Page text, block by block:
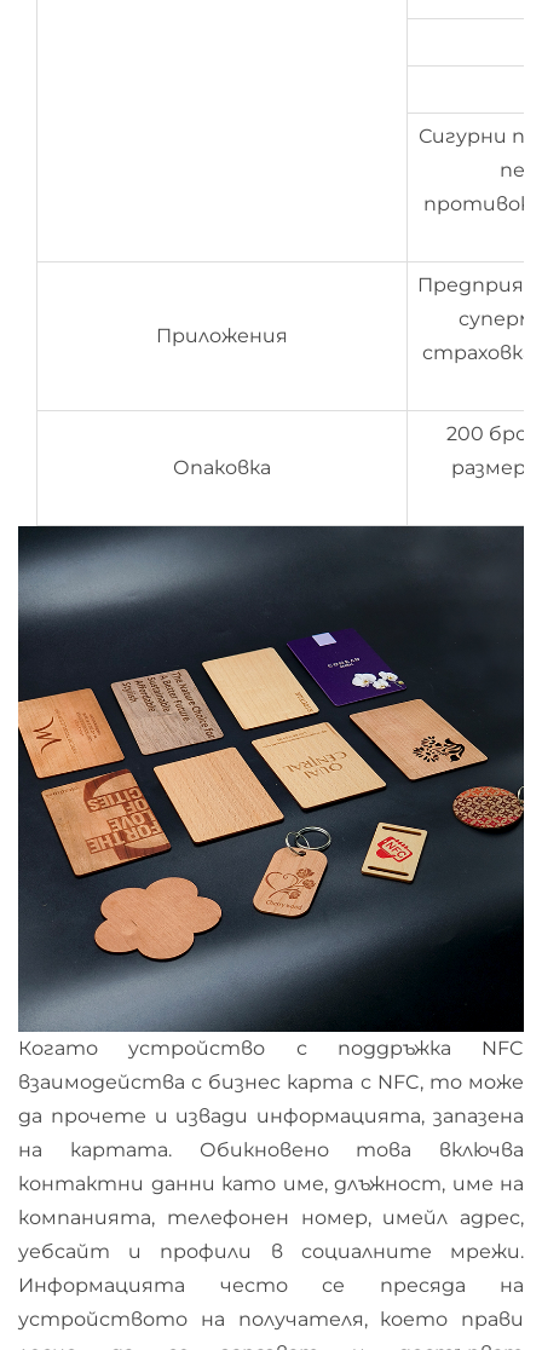
Сигурни
Приложения
Опаковка
200
Когато устройство с поддръжка NFC
взаимодейства с бизнес карта с NFC, то може
да прочете и извади информацията, запазена
на картата. Обикновено това включва
контактни данни като име, длъжност, име на
компанията, телефонен номер, имейл адрес,
уебсайт и профили в социалните мрежи.
Информацията често се пресяда на
устройството на получателя, което прави